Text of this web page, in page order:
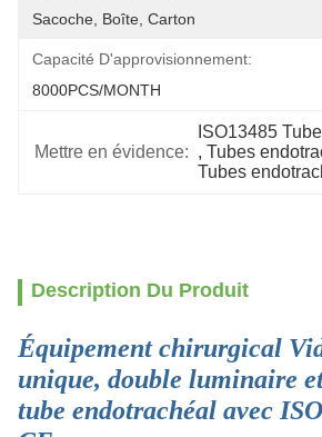
Sacoche, Boîte, Carton
Capacité D'approvisionnement:
8000PCS/MONTH
Mettre en évidence:
ISO13485
, Tubes
Tubes
Description Du Produit
Équipement chirurgical
unique, double luminaire
tube endotrachéal avec